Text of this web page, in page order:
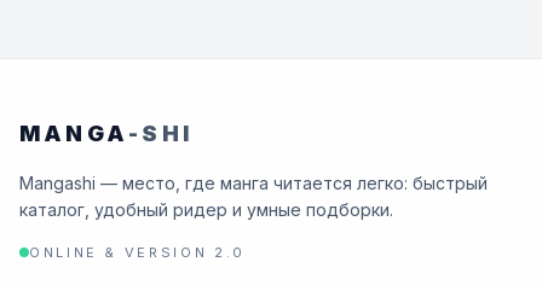
MANGA -SHI
Mangashi — место, где манга читается легко: быстрый
каталог, удобный ридер и умные подборки.
ONLINE & VERSION 2.0